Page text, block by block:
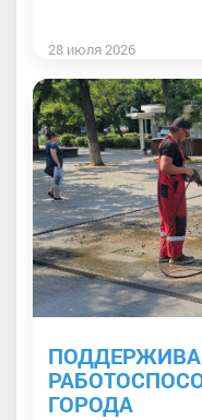
28 июля 2026
ГОРОДА